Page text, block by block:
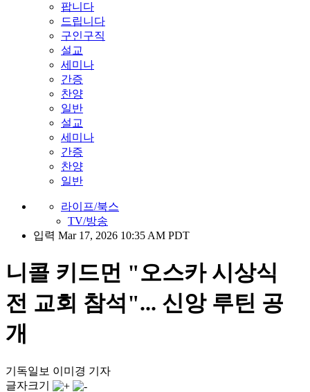
팝니다
드립니다
구인구직
설교
세미나
간증
찬양
일반
설교
세미나
간증
찬양
일반
라이프/북스
TV/방송
입력 Mar 17, 2026 10:35 AM PDT
니콜 키드먼 "오스카 시상식
전 교회 참석"... 신앙 루틴 공
개
기독일보 이미경 기자
글자크기